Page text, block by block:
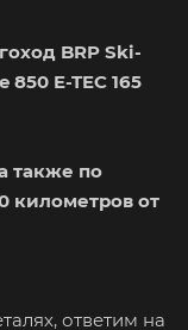
BRP Ski-
E-TEC 165
также по
километров от
ответим на